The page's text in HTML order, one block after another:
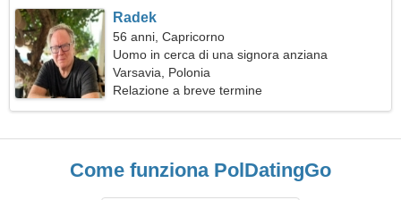
Radek
56 anni, Capricorno
Uomo in cerca di una signora anziana
Varsavia, Polonia
Relazione a breve termine
Come funziona PolDatingGo